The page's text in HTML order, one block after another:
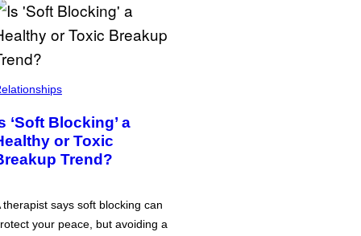
‘Soft Blocking’ a
or Toxic
Trend?
therapist says soft blocking can
your peace, but avoiding a